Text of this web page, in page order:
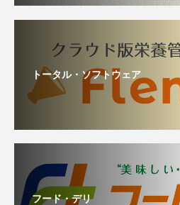
トータル・ソフトウェア
フード・デリ